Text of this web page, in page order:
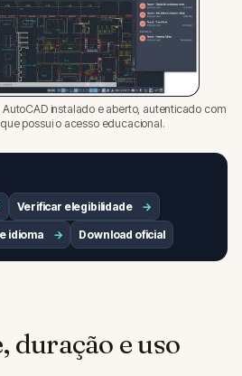
instalado e aberto, autenticado com
possui o acesso educacional.
Verificar elegibilidade
idioma Download oficial
duração e uso